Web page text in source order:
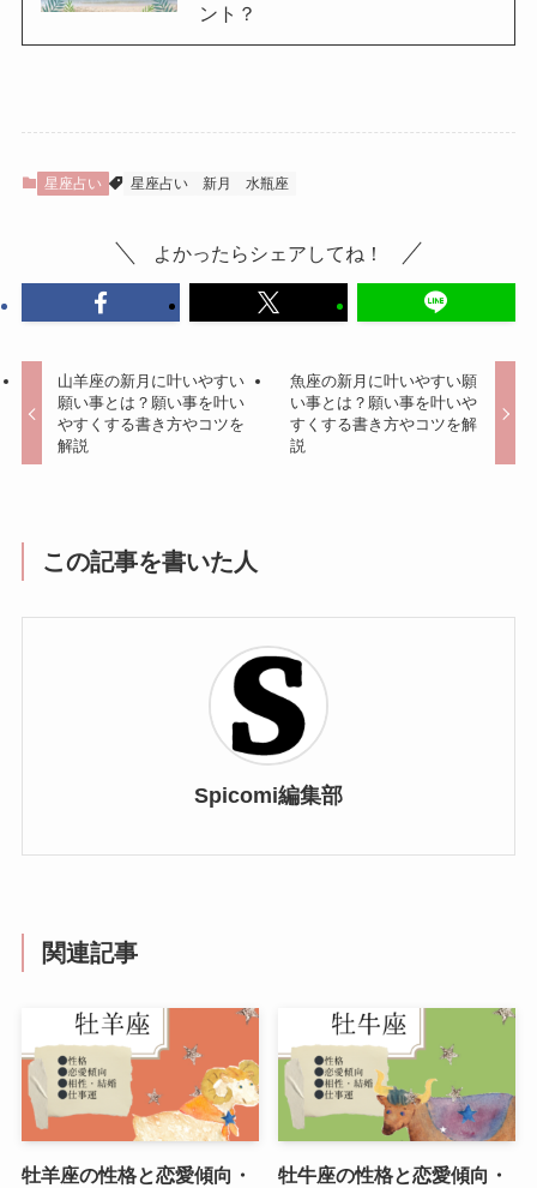
ント？
星座占い 星座占い 新月 水瓶座
よかったらシェアしてね！
山羊座の新月に叶いやすい
願い事とは？願い事を叶い
やすくする書き方やコツを
解説
魚座の新月に叶いやすい願
い事とは？願い事を叶いや
すくする書き方やコツを解
説
この記事を書いた人
Spicomi編集部
関連記事
牡羊座の性格と恋愛傾向・
牡牛座の性格と恋愛傾向・